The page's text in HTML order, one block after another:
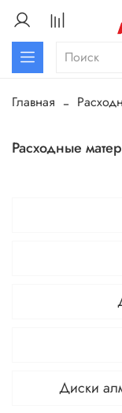
Главная
Расходные
Диски